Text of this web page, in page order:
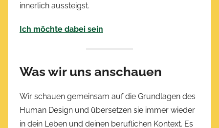
innerlich aussteigst.
Ich möchte dabei sein
Was wir uns anschauen
Wir schauen gemeinsam auf die Grundlagen des
Human Design und übersetzen sie immer wieder
in dein Leben und deinen beruflichen Kontext. Es